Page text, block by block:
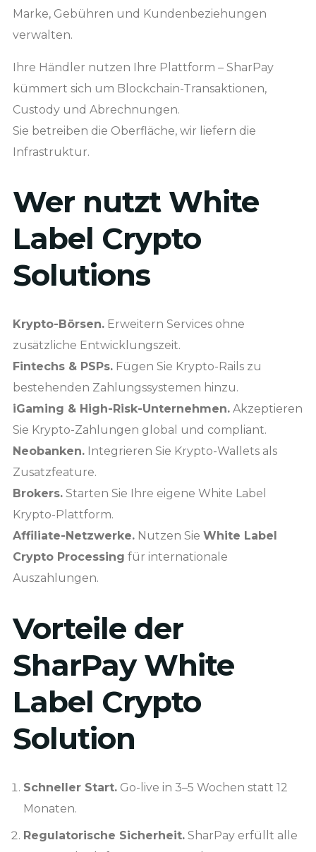
Marke, Gebühren und Kundenbeziehungen
verwalten.
Ihre Händler nutzen Ihre Plattform – SharPay
kümmert sich um Blockchain-Transaktionen,
Custody und Abrechnungen.
Sie betreiben die Oberfläche, wir liefern die
Infrastruktur.
Wer nutzt White
Label Crypto
Solutions
Krypto-Börsen. Erweitern Services ohne
zusätzliche Entwicklungszeit.
Fintechs & PSPs. Fügen Sie Krypto-Rails zu
bestehenden Zahlungssystemen hinzu.
iGaming & High-Risk-Unternehmen. Akzeptieren
Sie Krypto-Zahlungen global und compliant.
Neobanken. Integrieren Sie Krypto-Wallets als
Zusatzfeature.
Brokers. Starten Sie Ihre eigene White Label
Krypto-Plattform.
Affiliate-Netzwerke. Nutzen Sie White Label
Crypto Processing für internationale
Auszahlungen.
Vorteile der
SharPay White
Label Crypto
Solution
Schneller Start. Go-live in 3–5 Wochen statt 12
Monaten.
Regulatorische Sicherheit. SharPay erfüllt alle